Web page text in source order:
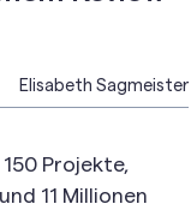
Elisabeth Sagmeister
Projekte,
11 Millionen